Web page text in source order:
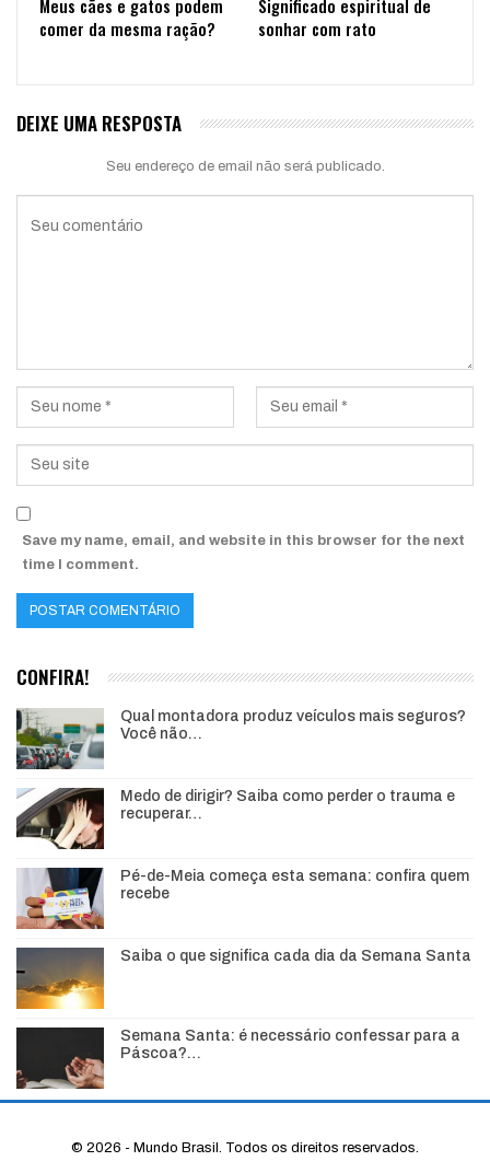
Meus cães e gatos podem
comer da mesma ração?
Significado espiritual de
sonhar com rato
DEIXE UMA RESPOSTA
Seu endereço de email não será publicado.
Save my name, email, and website in this browser for the next
time I comment.
CONFIRA!
Qual montadora produz veículos mais seguros?
Você não…
Medo de dirigir? Saiba como perder o trauma e
recuperar…
Pé-de-Meia começa esta semana: confira quem
recebe
Saiba o que significa cada dia da Semana Santa
Semana Santa: é necessário confessar para a
Páscoa?…
© 2026 - Mundo Brasil. Todos os direitos reservados.